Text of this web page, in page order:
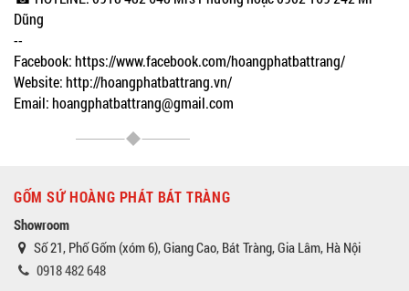
Dũng
--
Facebook: https://www.facebook.com/hoangphatbattrang/
Website: http://hoangphatbattrang.vn/
Email: hoangphatbattrang@gmail.com
GỐM SỨ HOÀNG PHÁT BÁT TRÀNG
Showroom
Số 21, Phố Gốm (xóm 6), Giang Cao, Bát Tràng, Gia Lâm, Hà Nội
0918 482 648